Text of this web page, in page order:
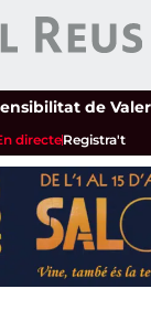
de Valeria
directeRegistra't